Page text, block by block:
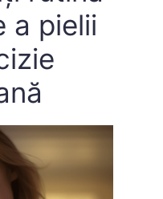
a pielii